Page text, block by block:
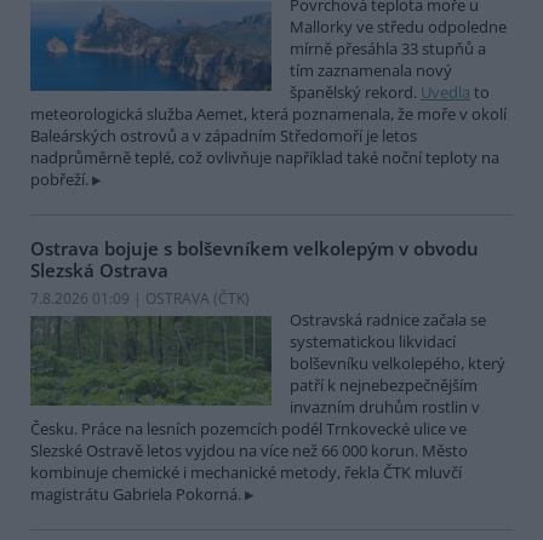
Povrchová teplota moře u
Mallorky ve středu odpoledne
mírně přesáhla 33 stupňů a
tím zaznamenala nový
španělský rekord. Uvedla to
meteorologická služba Aemet, která poznamenala, že moře v okolí
Baleárských ostrovů a v západním Středomoří je letos
nadprůměrně teplé, což ovlivňuje například také noční teploty na
pobřeží.
Ostrava bojuje s bolševníkem velkolepým v obvodu
Slezská Ostrava
7.8.2026 01:09 | OSTRAVA (ČTK)
Ostravská radnice začala se
systematickou likvidací
bolševníku velkolepého, který
patří k nejnebezpečnějším
invazním druhům rostlin v
Česku. Práce na lesních pozemcích podél Trnkovecké ulice ve
Slezské Ostravě letos vyjdou na více než 66 000 korun. Město
kombinuje chemické i mechanické metody, řekla ČTK mluvčí
magistrátu Gabriela Pokorná.